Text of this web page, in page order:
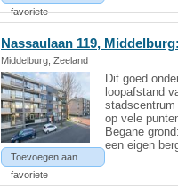
favoriete
Nassaulaan 119, Middelburg
Middelburg, Zeeland
Toevoegen aan
favoriete
Dit goed
loopafstand
op vele
Begane
een eigen